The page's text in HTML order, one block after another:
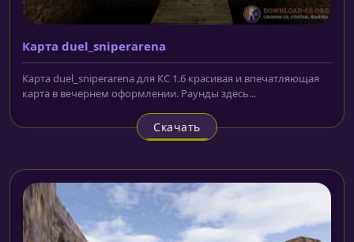
Карта duel_sniperarena
Карта duel_sniperarena для КС 1.6 красивая и впечатляющая
карта в вечернем оформлении. Раунды здесь...
Скачать